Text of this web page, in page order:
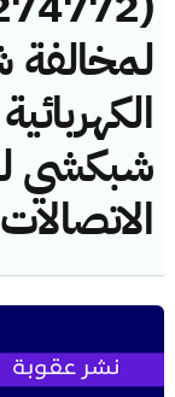
لمخالفة
شبكشي
الاتصالات